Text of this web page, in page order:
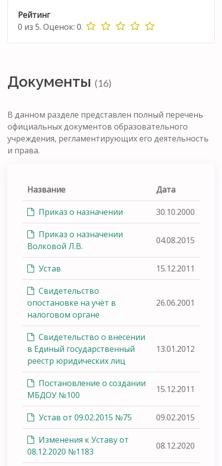
Рейтинг
0 из 5. Оценок: 0.
Документы (16)
В данном разделе представлен полный перечень
официальных документов образовательного
учреждения, регламентирующих его деятельность
и права.
Название Дата
Приказ о назначении 30.10.2000
Приказ о назначении
Волковой Л.В.
04.08.2015
Устав 15.12.2011
Свидетельство
опостановке на учёт в
налоговом органе
26.06.2001
Свидетельство о внесении
в Единый государственный
реестр юридических лиц
13.01.2012
Постановление о создании
МБДОУ №100
15.12.2011
Устав от 09.02.2015 №75 09.02.2015
Изменения к Уставу от
08.12.2020 №1183
08.12.2020